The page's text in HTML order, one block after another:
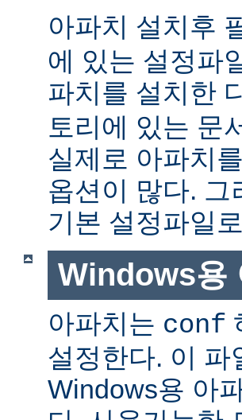
아파치 설치후
에 있는 설정파
파치를 설치한
토리에 있는 문
실제로 아파치
옵션이 많다. 그
기본 설정파일
Windows용
아파치는 conf
설정한다. 이 파
Windows용 아